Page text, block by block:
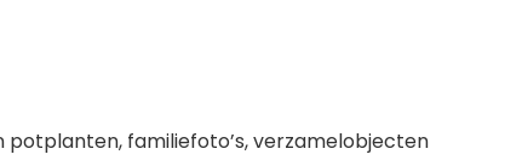
familiefoto’s, verzamelobjecten